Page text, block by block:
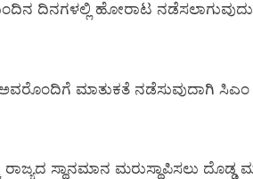
ದಿನಗಳಲ್ಲಿ ಹೋರಾಟ
ಮಾತುಕತೆ ನಡೆಸುವುದಾಗಿ
ಸ್ಥಾನಮಾನ ಮರುಸ್ಥಾಪಿಸಲು ದೊಡ್ಡ